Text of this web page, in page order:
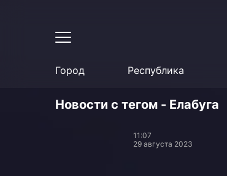
Город Республика
Новости с тегом - Елабуга
11:07
29 августа 2023